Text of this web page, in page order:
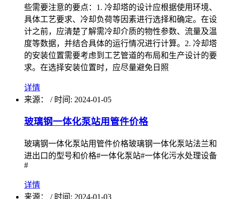
些需要注意的要点：1. 冷却塔的设计应根据使用环境、
具体工艺要求、冷却负荷等因素进行选择和确定。在设
计之前，应清楚了解需冷却介质的物性参数、流量及温
度等数据，并结合具体的运行情况进行计算。2. 冷却塔
的安装位置需要考虑到工艺管道的布局和生产设计的要
求。在选择安装位置时，应尽量避免日照
详情
来源：
/ 时间: 2024-01-05
玻璃钢一体化泵站用管件价格
玻璃钢一体化泵站用管件价格玻璃钢一体化泵站法兰和
进出口的型号和价格#一体化泵站#一体化污水处理设备
#
详情
来源：
/ 时间: 2024-01-03